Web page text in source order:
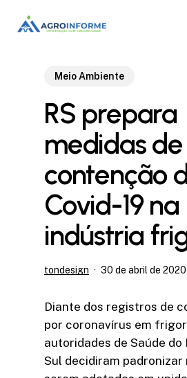
Meio Ambiente
RS prepara
medidas de
contenção
Covid-19 na
indústria
tondesign 30 de abril de 2020
Diante dos registros de
por coronavírus em
autoridades de Saúde do
Sul decidiram padronizar